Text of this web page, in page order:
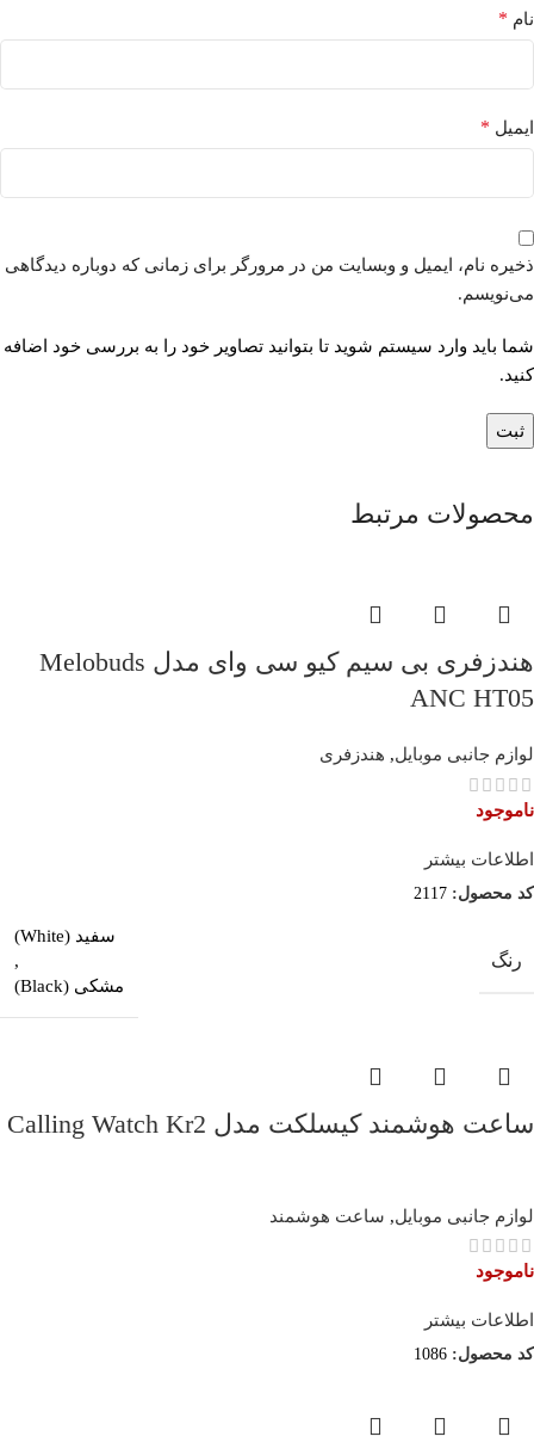
نام *
ایمیل *
ذخیره نام، ایمیل و وبسایت من در مرورگر برای زمانی که دوباره دیدگاهی
می‌نویسم.
شما باید وارد سیستم شوید تا بتوانید تصاویر خود را به بررسی خود اضافه
کنید.
محصولات مرتبط
هندزفری بی سیم کیو سی وای مدل Melobuds
ANC HT05
لوازم جانبی موبایل, هندزفری
ناموجود
اطلاعات بیشتر
کد محصول: 2117
رنگ
سفید (White)
,
مشکی (Black)
ساعت هوشمند کیسلکت مدل Calling Watch Kr2
لوازم جانبی موبایل, ساعت هوشمند
ناموجود
اطلاعات بیشتر
کد محصول: 1086